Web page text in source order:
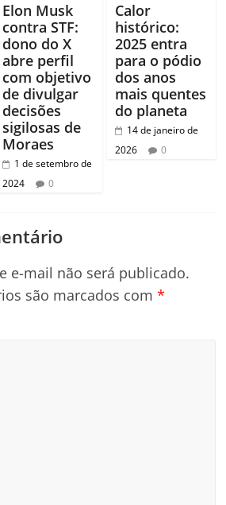
Elon Musk
contra STF:
dono do X
abre perfil
com objetivo
de divulgar
decisões
sigilosas de
Moraes
1 de setembro de
2024
0
Calor
histórico:
2025 entra
para o pódio
dos anos
mais quentes
do planeta
14 de janeiro de
2026
0
e-mail não será publicado.
são marcados com*